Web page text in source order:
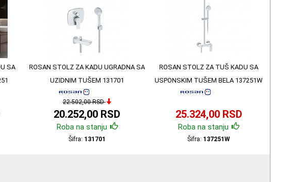
SA
ROSAN STOLZ ZA KADU UGRADNA SA
UZIDNIM TUŠEM 131701
22.502,00 RSD
20.252,00 RSD
Roba na stanju
Šifra: 131701
ROSAN STOLZ ZA TUŠ KADU SA
USPONSKIM TUŠEM BELA 137251W
25.324,00 RSD
Roba na stanju
Šifra: 137251W